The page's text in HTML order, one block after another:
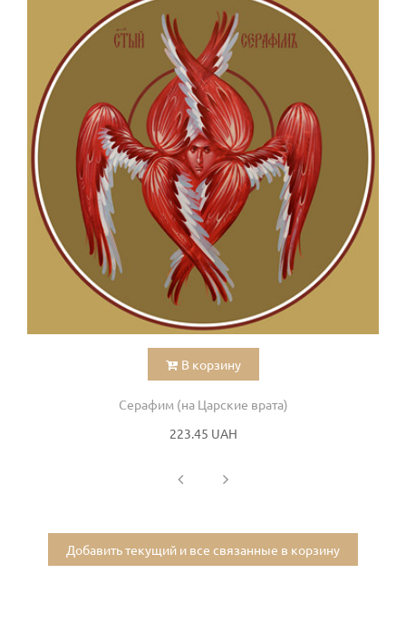
В корзину
Серафим (на Царские врата)
223.45 UAH
Добавить текущий и все связанные в корзину